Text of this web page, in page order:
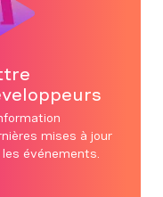
mises à jour
événements.